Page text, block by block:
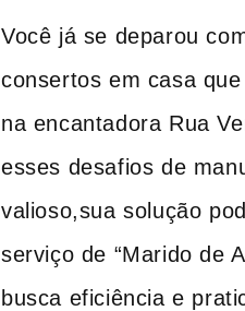
Você já se deparou
consertos em casa​
na encantadora Rua
esses desafios ​de
valioso,sua solução
serviço de “Marido de
busca eficiência e